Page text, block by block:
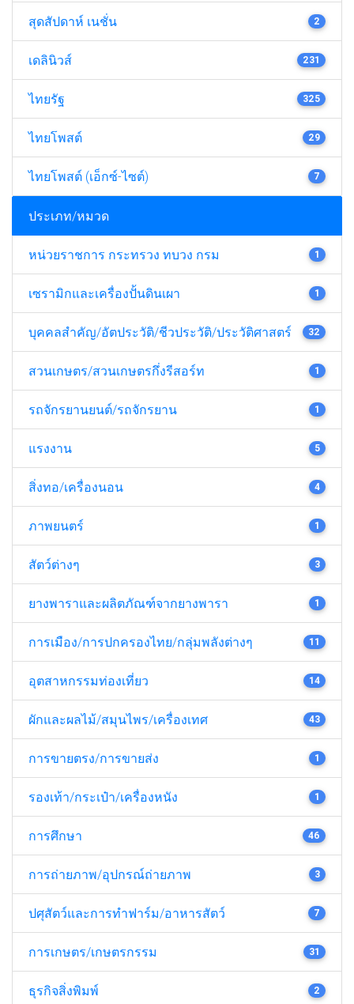
สุดสัปดาห์ เนชั่น 2
เดลินิวส์ 231
ไทยรัฐ 325
ไทยโพสต์ 29
ไทยโพสต์ (เอ็กซ์-ไซต์) 7
ประเภท/หมวด
หน่วยราชการ กระทรวง ทบวง กรม 1
เซรามิกและเครื่องปั้นดินเผา 1
บุคคลสำคัญ/อัตประวัติ/ชีวประวัติ/ประวัติศาสตร์ 32
สวนเกษตร/สวนเกษตรกึ่งรีสอร์ท 1
รถจักรยานยนต์/รถจักรยาน 1
แรงงาน 5
สิ่งทอ/เครื่องนอน 4
ภาพยนตร์ 1
สัตว์ต่างๆ 3
ยางพาราและผลิตภัณฑ์จากยางพารา 1
การเมือง/การปกครองไทย/กลุ่มพลังต่างๆ 11
อุตสาหกรรมท่องเที่ยว 14
ผักและผลไม้/สมุนไพร/เครื่องเทศ 43
การขายตรง/การขายส่ง 1
รองเท้า/กระเป๋า/เครื่องหนัง 1
การศึกษา 46
การถ่ายภาพ/อุปกรณ์ถ่ายภาพ 3
ปศุสัตว์และการทำฟาร์ม/อาหารสัตว์ 7
การเกษตร/เกษตรกรรม 31
ธุรกิจสิ่งพิมพ์ 2